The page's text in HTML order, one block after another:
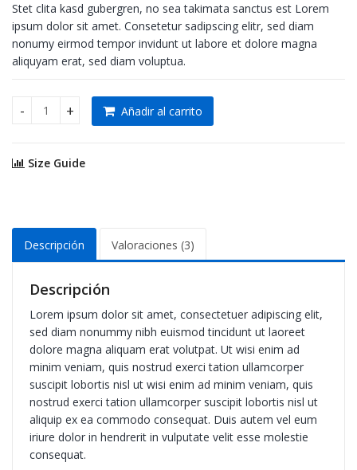
Stet clita kasd gubergren, no sea takimata sanctus est Lorem
ipsum dolor sit amet. Consetetur sadipscing elitr, sed diam
nonumy eirmod tempor invidunt ut labore et dolore magna
aliquyam erat, sed diam voluptua.
Nilkamal Luxura 2+1+1 Sofa Set cantidad
Añadir al carrito
Size Guide
Descripción Valoraciones (3)
Descripción
Lorem ipsum dolor sit amet, consectetuer adipiscing elit,
sed diam nonummy nibh euismod tincidunt ut laoreet
dolore magna aliquam erat volutpat. Ut wisi enim ad
minim veniam, quis nostrud exerci tation ullamcorper
suscipit lobortis nisl ut wisi enim ad minim veniam, quis
nostrud exerci tation ullamcorper suscipit lobortis nisl ut
aliquip ex ea commodo consequat. Duis autem vel eum
iriure dolor in hendrerit in vulputate velit esse molestie
consequat.